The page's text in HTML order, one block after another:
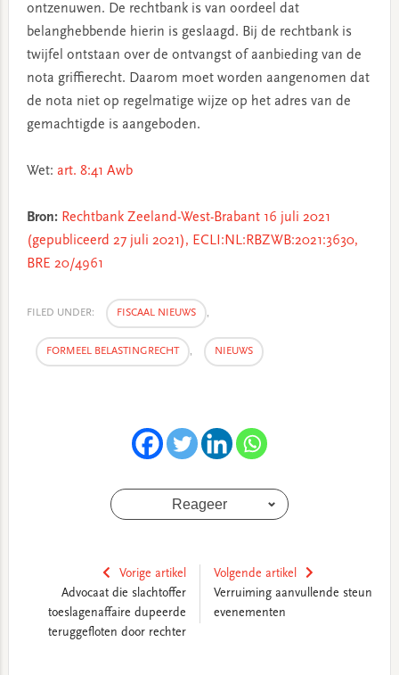
ontzenuwen. De rechtbank is van oordeel dat
belanghebbende hierin is geslaagd. Bij de rechtbank is
twijfel ontstaan over de ontvangst of aanbieding van de
nota griffierecht. Daarom moet worden aangenomen dat
de nota niet op regelmatige wijze op het adres van de
gemachtigde is aangeboden.
Wet: art. 8:41 Awb
Bron: Rechtbank Zeeland-West-Brabant 16 juli 2021
(gepubliceerd 27 juli 2021), ECLI:NL:RBZWB:2021:3630,
BRE 20/4961
FILED UNDER: FISCAAL NIEUWS ,
FORMEEL BELASTINGRECHT , NIEUWS
Reageer
Vorige artikel
Advocaat die slachtoffer
toeslagenaffaire dupeerde
teruggefloten door rechter
Volgende artikel
Verruiming aanvullende steun
evenementen